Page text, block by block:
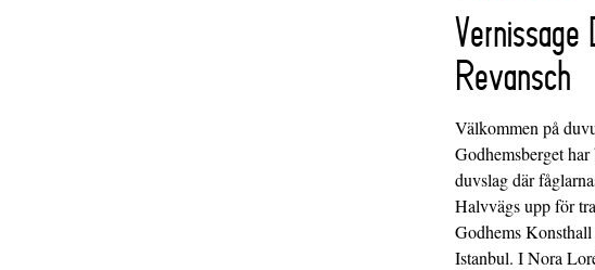
Vernissage
Revansch
Välkommen på
Godhemsberget
duvslag där
Halvvägs upp för
Godhems
Istanbul. I Nora